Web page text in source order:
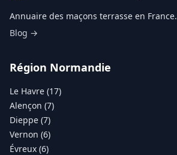
Annuaire des maçons terrasse en France.
Blog →
Région Normandie
Le Havre (17)
Alençon (7)
Dieppe (7)
Vernon (6)
Évreux (6)